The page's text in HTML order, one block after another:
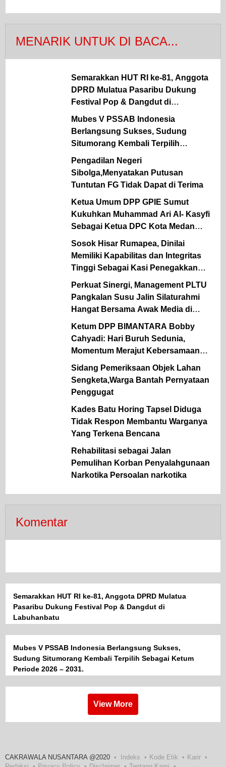
MENARIK UNTUK DI BACA...
Semarakkan HUT RI ke-81, Anggota
DPRD Mulatua Pasaribu Dukung
Festival Pop & Dangdut di
Labuhanbatu
Mubes V PSSAB Indonesia
Berlangsung Sukses, Sudung
Situmorang Kembali Terpilih
Sebagai Ketum Periode 2026 – 2031.
Pengadilan Negeri
Sibolga,Menyatakan Putusan
Tuntutan FG Tidak Dapat di Terima
Ketua Umum DPP GPIE Sumut
Kukuhkan Muhammad Ari Al- Kasyfi
Sebagai Ketua DPC Kota Medan
Periode 2026 – 2030.
Sosok Hisar Rumapea, Dinilai
Memiliki Kapabilitas dan Integritas
Tinggi Sebagai Kasi Penegakkan
Hukum UPT Pengawasan
Ketenagakerjaan Wilayah II
Disnaker Sumut.
Perkuat Sinergi, Management PLTU
Pangkalan Susu Jalin Silaturahmi
Hangat Bersama Awak Media di
Medan.
Ketum DPP BIMANTARA Bobby
Cahyadi: Hari Buruh Sedunia,
Momentum Merajut Kebersamaan
Pemerintah, Pekerja & Pengusaha.
Sidang Pemeriksaan Objek Lahan
Sengketa,Warga Bantah Pernyataan
Penggugat
Kades Batu Horing Tapsel Diduga
Tidak Respon Membantu Warganya
Yang Terkena Bencana
Rehabilitasi sebagai Jalan
Pemulihan Korban Penyalahgunaan
Narkotika Persoalan narkotika
Komentar
Semarakkan HUT RI ke-81, Anggota DPRD Mulatua
Pasaribu Dukung Festival Pop & Dangdut di
Labuhanbatu
Mubes V PSSAB Indonesia Berlangsung Sukses,
Sudung Situmorang Kembali Terpilih Sebagai Ketum
Periode 2026 – 2031.
View More
CAKRAWALA NUSANTARA @2020 Indeks Kode Etik
Karir